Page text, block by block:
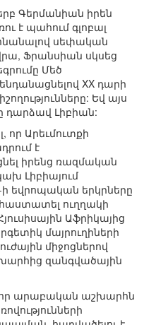
Գերմանիան իրեն
է պահում գլոբալ
սեփական
Ֆրանսիան սկսեց
Մեծ
XX դարի
Եվ այս
դարձավ Լիբիան:
որ Արեւմուտքի
է
իրենց ռազմական
Լիբիայում
եվրոպական երկրները
ուղղակի
Աֆրիկայից
մայրուղիների
միջոցներով
զանգվածային
որ արաբական աշխարհն